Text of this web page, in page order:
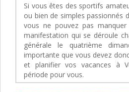
Si vous êtes des sportifs
ou bien de simples passionnés
vous ne pouvez pas
manifestation qui se déroule
générale le quatrième
importante que vous devez
et planifier vos vacances à
période pour vous.